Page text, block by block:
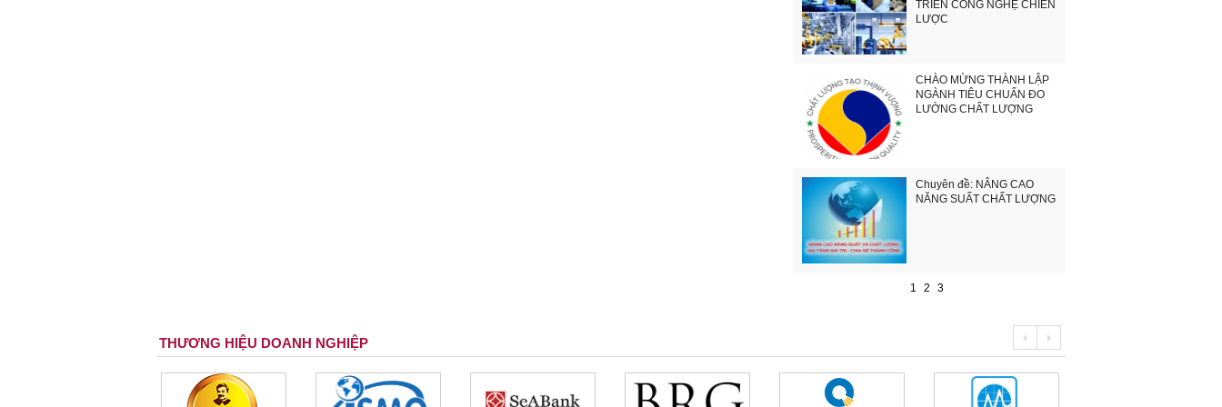
TRIỂN CÔNG NGHỆ CHIẾN
LƯỢC
CHÀO MỪNG THÀNH LẬP
NGÀNH TIÊU CHUẨN ĐO
LƯỜNG CHẤT LƯỢNG
Chuyên đề: NÂNG CAO
NĂNG SUẤT CHẤT LƯỢNG
1 2 3
THƯƠNG HIỆU DOANH NGHIỆP